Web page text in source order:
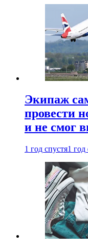
Экипаж
провести
и не смог
1 год спустя1 год